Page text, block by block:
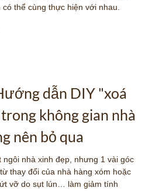
thể cùng thực hiện với nhau.
dẫn DIY "xoá
không gian nhà
nên bỏ qua
ngôi nhà xinh đẹp, nhưng 1 vài góc
thay đổi của nhà hàng xóm hoặc
vỡ do sụt lún… làm giảm tính